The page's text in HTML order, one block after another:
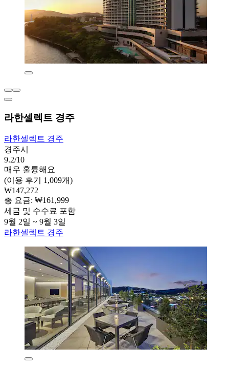
라한셀렉트 경주
라한셀렉트 경주
경주시
9.2/10
매우 훌륭해요
(이용 후기 1,009개)
₩147,272
총 요금: ₩161,999
세금 및 수수료 포함
9월 2일 ~ 9월 3일
라한셀렉트 경주